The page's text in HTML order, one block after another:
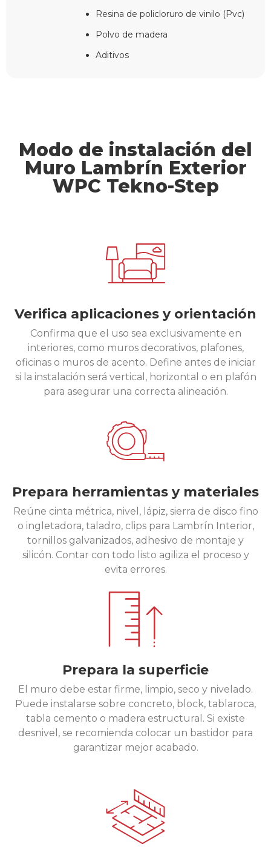
Resina de policloruro de vinilo (Pvc)
Polvo de madera
Aditivos
Modo de instalación del
Muro Lambrín Exterior
WPC Tekno-Step
Verifica aplicaciones y orientación
Confirma que el uso sea exclusivamente en
interiores, como muros decorativos, plafones,
oficinas o muros de acento. Define antes de iniciar
si la instalación será vertical, horizontal o en plafón
para asegurar una correcta alineación.
Prepara herramientas y materiales
Reúne cinta métrica, nivel, lápiz, sierra de disco fino
o ingletadora, taladro, clips para Lambrín Interior,
tornillos galvanizados, adhesivo de montaje y
silicón. Contar con todo listo agiliza el proceso y
evita errores.
Prepara la superficie
El muro debe estar firme, limpio, seco y nivelado.
Puede instalarse sobre concreto, block, tablaroca,
tabla cemento o madera estructural. Si existe
desnivel, se recomienda colocar un bastidor para
garantizar mejor acabado.